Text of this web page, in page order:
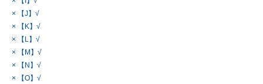
× 【J】√
× 【K】√
× 【L】√
× 【M】√
× 【N】√
× 【O】√